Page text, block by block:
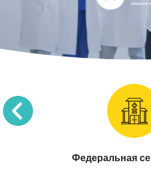
Тесты на COVID-19
методом ПЦР
Прием невролога
Федеральная